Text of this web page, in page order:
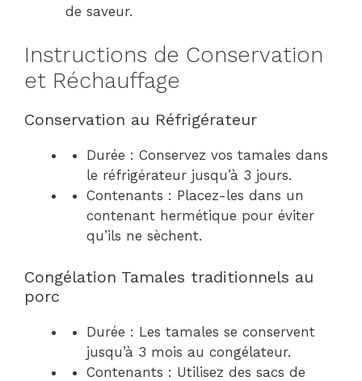
de saveur.
Instructions de Conservation
et Réchauffage
Conservation au Réfrigérateur
Durée : Conservez vos tamales dans
le réfrigérateur jusqu’à 3 jours.
Contenants : Placez-les dans un
contenant hermétique pour éviter
qu’ils ne sèchent.
Congélation Tamales traditionnels au
porc
Durée : Les tamales se conservent
jusqu’à 3 mois au congélateur.
Contenants : Utilisez des sacs de